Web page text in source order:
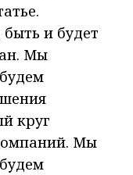
и будет
Мы
круг
Мы